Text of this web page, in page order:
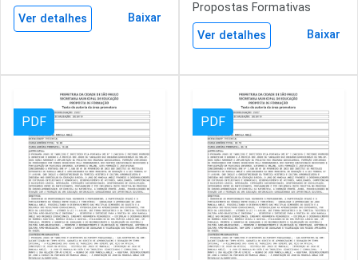
Ver detalhes Baixar
Propostas Formativas
Ver detalhes Baixar
PDF PDF